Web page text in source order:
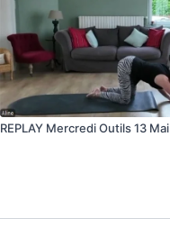
REPLAY Mercredi Outils 13 Mai